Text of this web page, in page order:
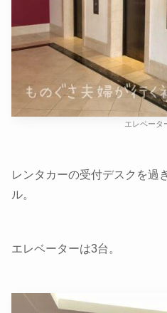
エレベータ
レンタカーの受付デスクを過
ル。
エレベーターは3台。